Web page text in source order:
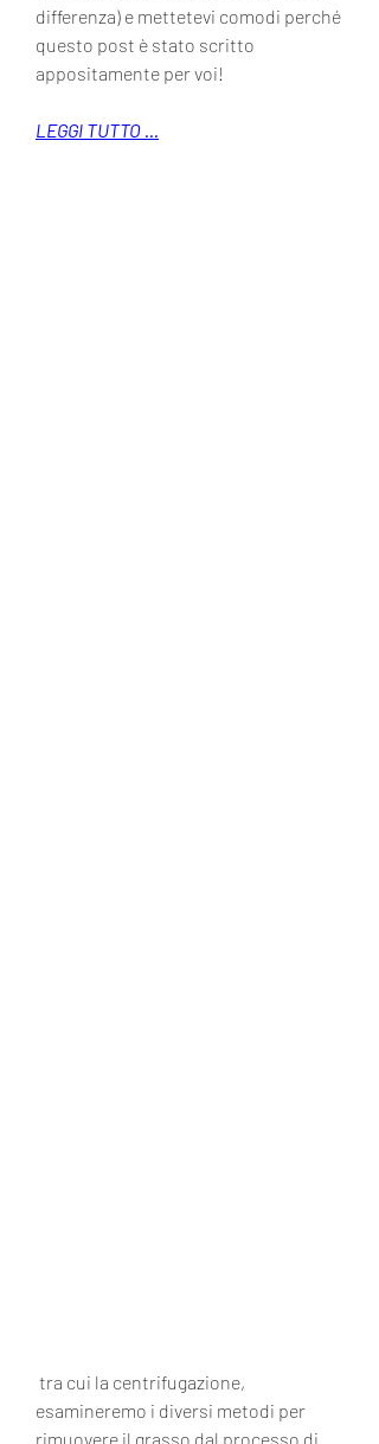
differenza) e mettetevi comodi perché
questo post è stato scritto
appositamente per voi!
LEGGI TUTTO ...
esamineremo i diversi metodi per
rimuovere il grasso dal processo di